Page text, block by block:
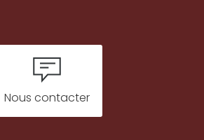
Nous contacter